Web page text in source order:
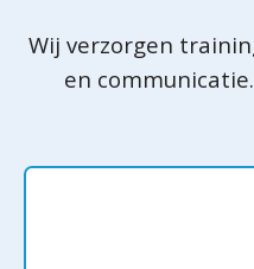
Wij verzorgen
en